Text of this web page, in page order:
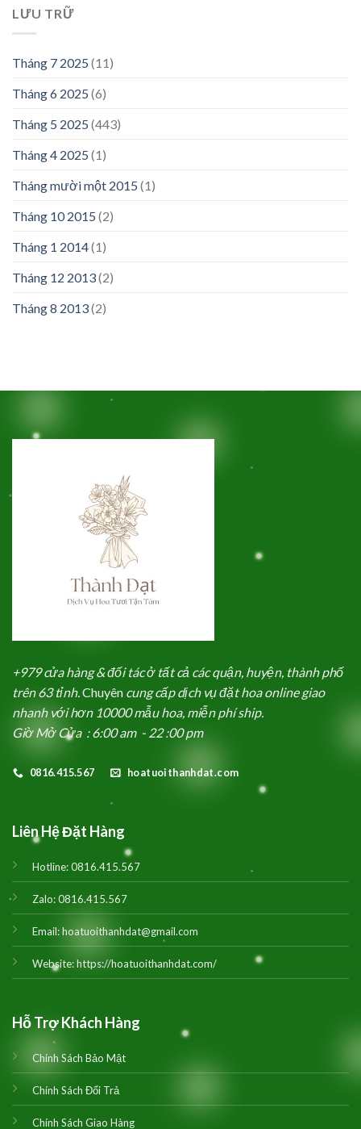
LƯU TRỮ
Tháng 7 2025 (11)
Tháng 6 2025 (6)
Tháng 5 2025 (443)
Tháng 4 2025 (1)
Tháng mười một 2015 (1)
Tháng 10 2015 (2)
Tháng 1 2014(1)
Tháng 12 2013(2)
Tháng 8 2013(2)
+979 cửa hàng & đối tác ở tất cả các quận, huyện, thành phố
trên 63 tỉnh.Chuyên cung cấp dịch vụ đặt hoa online giao
nhanh với hơn 10000 mẫu hoa, miễn phí ship.
Giờ Mở Cửa : 6:00 am - 22 :00 pm
0816.415.567 hoatuoithanhdat.com
Liên Hệ Đặt Hàng
Hotline:0816.415.567
Zalo:0816.415.567
Email:hoatuoithanhdat@gmail.com
Website:https://hoatuoithanhdat.com/
Hỗ Trợ Khách Hàng
Chính Sách Bảo Mật
Chính Sách Đổi Trả
Chính Sách Giao Hàng